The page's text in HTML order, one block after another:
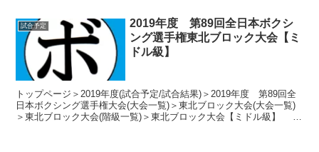
試合予定
2019年度 第89回全日本ボクシ
ング選手権東北ブロック大会【ミ
ドル級】
トップページ＞2019年度(試合予定/試合結果)＞2019年度 第89回全
日本ボクシング選手権大会(大会一覧)＞東北ブロック大会(大会一覧)
＞東北ブロック大会(階級一覧)＞東北ブロック大会【ミドル級】